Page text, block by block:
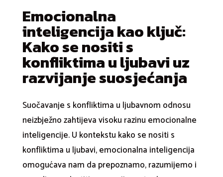
Emocionalna
inteligencija kao ključ:
Kako se nositi s
konfliktima u ljubavi uz
razvijanje suosjećanja
Suočavanje s konfliktima u ljubavnom odnosu
neizbježno zahtijeva visoku razinu emocionalne
inteligencije. U kontekstu kako se nositi s
konfliktima u ljubavi, emocionalna inteligencija
omogućava nam da prepoznamo, razumijemo i